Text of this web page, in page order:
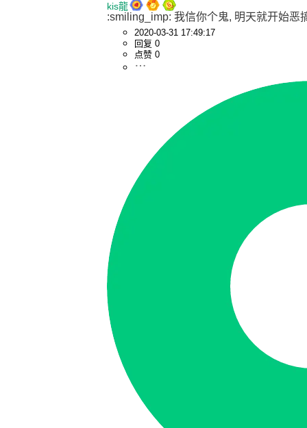
kis龍
:smiling_imp: 我信你个鬼, 明天就开始恶
2020-03-31 17:49:17
回复 0
点赞 0